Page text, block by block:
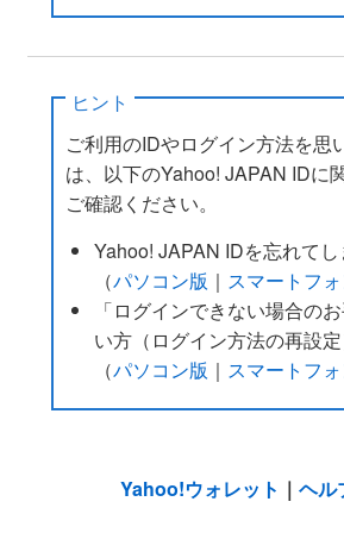
ヒント
ご利用のIDやログイン方法を思
は、以下のYahoo! JAPAN IDに
ご確認ください。
Yahoo! JAPAN IDを忘れてし
（パソコン版 ｜ スマートフ
「ログインできない場合の
い方（ログイン方法の再設定
（パソコン版 ｜ スマートフ
Yahoo!ウォレット ｜ ヘル